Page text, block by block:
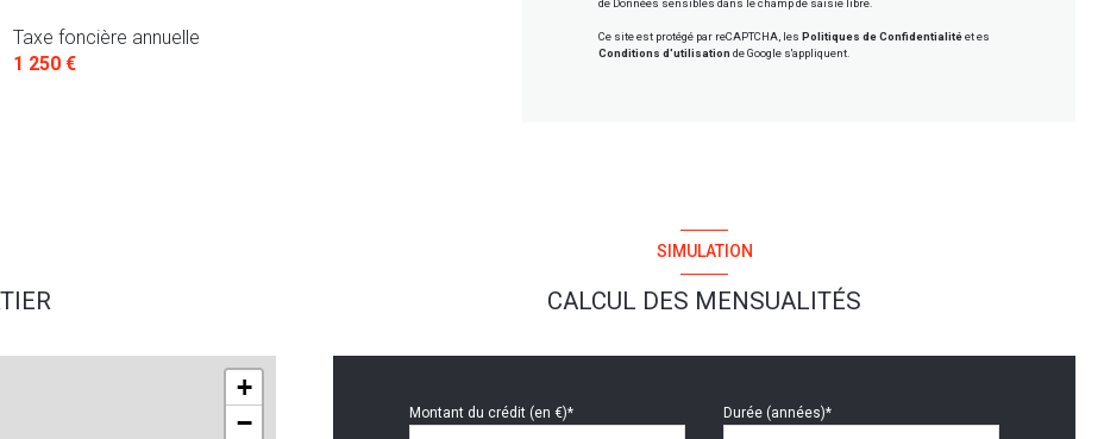
Taxe foncière annuelle
1 250 €
de Données sensibles dans le champ de saisie libre.
Ce site est protégé par reCAPTCHA, les Politiques de Confidentialitéet es
Conditions d'utilisation de Google s'appliquent.
+
−
SIMULATION
CALCUL DES MENSUALITÉS
Montant du crédit (en €)* Durée (années)*